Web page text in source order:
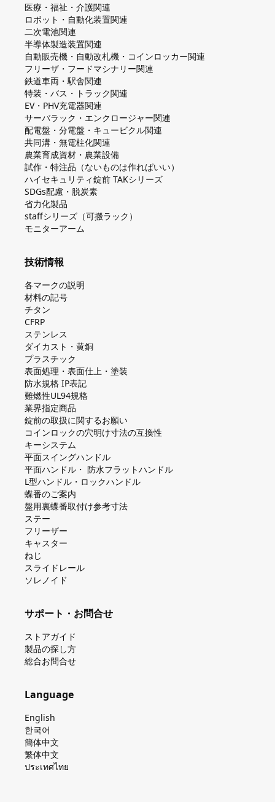
医療・福祉・介護関連
ロボット・自動化装置関連
二次電池関連
半導体製造装置関連
自動販売機・自動改札機・コインロッカー関連
フリーザ・フードマシナリー関連
鉄道車両・駅舎関連
特装・バス・トラック関連
EV・PHV充電器関連
サーバラック・エンクロージャー関連
配電盤・分電盤・キュービクル関連
共同溝・無電柱化関連
農業育成資材・農業設備
試作・特注品（ないものは作ればいい）
ハイセキュリティ錠前 TAKシリーズ
SDGs配慮・脱炭素
省力化製品
staffシリーズ（可搬ラック）
モニターアーム
技術情報
各マークの説明
材料の記号
チタン
CFRP
ステンレス
ダイカスト・⻩銅
プラスチック
表面処理・表面仕上・塗装
防⽔規格 IP表記
難燃性UL94規格
業界指定商品
錠前の取扱に関するお願い
コインロックの⽳明け⼨法の互換性
キーシステム
平⾯スイングハンドル
平⾯ハンドル・ 防⽔フラットハンドル
L型ハンドル・ロックハンドル
蝶番のご案内
盤⽤裏蝶番取付け参考⼨法
ステー
フリーザー
キャスター
ねじ
スライドレール
ソレノイド
サポート・お問合せ
ストアガイド
製品の探し⽅
総合お問合せ
Language
English
한국어
簡体中文
繁体中文
ประเทศไทย